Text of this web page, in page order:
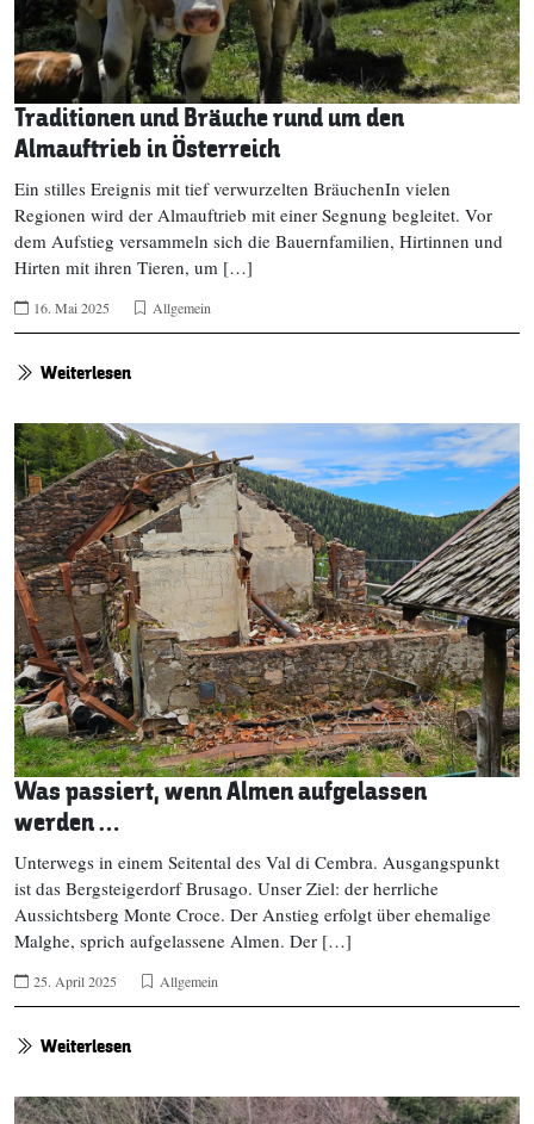
Traditionen und Bräuche rund um den
Almauftrieb in Österreich
Ein stilles Ereignis mit tief verwurzelten BräuchenIn vielen
Regionen wird der Almauftrieb mit einer Segnung begleitet. Vor
dem Aufstieg versammeln sich die Bauernfamilien, Hirtinnen und
Hirten mit ihren Tieren, um […]
16. Mai 2025 Allgemein
Weiterlesen
Was passiert, wenn Almen aufgelassen
werden …
Unterwegs in einem Seitental des Val di Cembra. Ausgangspunkt
ist das Bergsteigerdorf Brusago. Unser Ziel: der herrliche
Aussichtsberg Monte Croce. Der Anstieg erfolgt über ehemalige
Malghe, sprich aufgelassene Almen. Der […]
25. April 2025 Allgemein
Weiterlesen